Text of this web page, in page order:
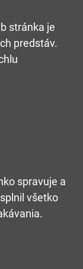
stránka je
predstáv.
spravuje a
všetko